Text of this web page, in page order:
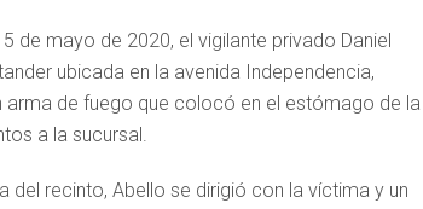
de mayo de 2020, el vigilante privado Daniel
ubicada en la avenida Independencia,
de fuego que colocó en el estómago de la
a la sucursal.
del recinto, Abello se dirigió con la víctima y un